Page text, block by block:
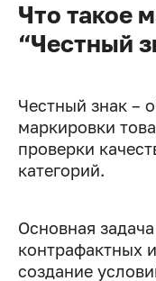
Что такое
“Честный
Честный знак –
маркировки
проверки
категорий.
Основная
контрафактных
создание